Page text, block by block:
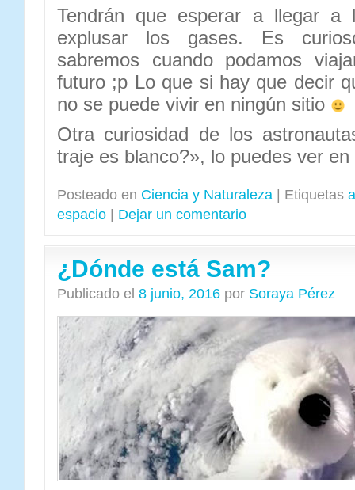
Tendrán que esperar a llegar a
explusar los gases. Es
sabremos cuando podamos
futuro ;p Lo que si hay que decir
no se puede vivir en ningún sitio
Otra curiosidad de los
traje es blanco?», lo puedes ver en
Posteado en Ciencia y Naturaleza Etiquetas
espacio
Dejar un comentario
¿Dónde está Sam?
Publicado el 8 junio, 2016 por Soraya Pérez